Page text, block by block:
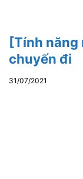
[Tính năng
chuyến đi
31/07/2021